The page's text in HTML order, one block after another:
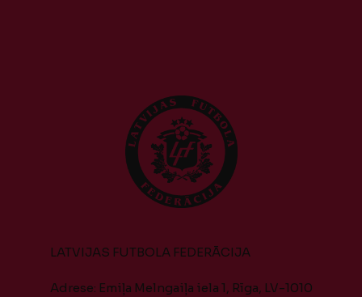
LATVIJAS FUTBOLA FEDERĀCIJA
Adrese: Emiļa Melngaiļa iela 1, Rīga, LV-1010